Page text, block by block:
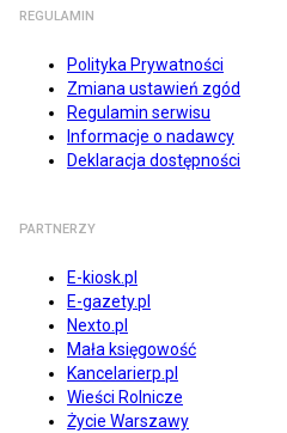
REGULAMIN
Polityka Prywatności
Zmiana ustawień zgód
Regulamin serwisu
Informacje o nadawcy
Deklaracja dostępności
PARTNERZY
E-kiosk.pl
E-gazety.pl
Nexto.pl
Mała księgowość
Kancelarierp.pl
Wieści Rolnicze
Życie Warszawy